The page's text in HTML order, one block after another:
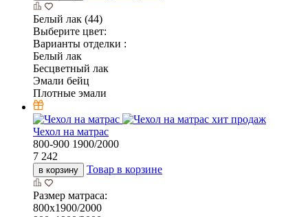
Белый лак (44)
Выберите цвет:
Варианты отделки :
Белый лак
Бесцветный лак
Эмали бейц
Плотные эмали
хит продаж
Чехол на матрас
800-900 1900/2000
7 242
в корзину Товар в корзине
Размер матраса:
800х1900/2000